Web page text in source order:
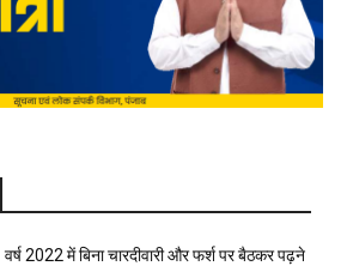
वर्ष 2022 में बिना चारदीवारी और फर्श पर बैठकर पढ़ने